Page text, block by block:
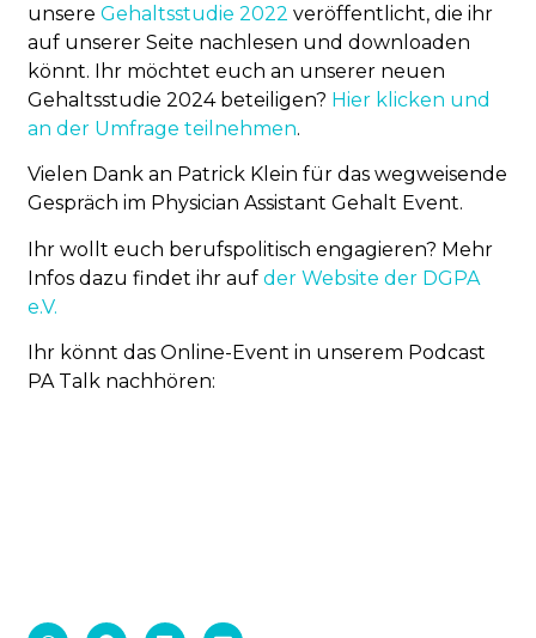
unsereGehaltsstudie 2022 veröffentlicht, die ihr
auf unserer Seite nachlesen und downloaden
könnt. Ihr möchtet euch an unserer neuen
Gehaltsstudie 2024 beteiligen? Hier klicken und
an der Umfrage teilnehmen.
Vielen Dank an Patrick Klein für das wegweisende
Gespräch im Physician Assistant Gehalt Event.
Ihr wollt euch berufspolitisch engagieren? Mehr
Infos dazu findet ihr aufder Website der DGPA
e.V.
Ihr könnt das Online-Event in unserem Podcast
PA Talk nachhören: